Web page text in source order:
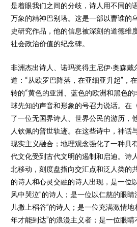
是着眼我们之间的分歧，诗人用不同的
万象的精神巴别塔。这是一部以曹谁的
史研究作品，他的信息被深刻的道德维
社会政治价值的纪念碑。
非洲杰出诗人、诺玛奖得主尼伊·奥森
道：“从欧罗巴降落，在亚细亚升起”，
转的“黄色的亚洲、蓝色的欧洲和黑色
球先知的声音和形象的号召力说话。在
了一位无国界诗人、世界公民的游历，
人钦佩的普世轨迹。在这些诗中，神话
现实主义融合；地理观念强化了一种具
代文化受到古代文明的遏制和启迪。诗
北移动，刻度盘指向交汇点和泛人类的
的诗人和心灵交融的诗人出现，是一位
风中哭泣”的诗人；是一位以仁慈的眼
儿撒上稻谷”的诗人；是一位充满激情
年才能到达”的浪漫主义者；是一位眼睛